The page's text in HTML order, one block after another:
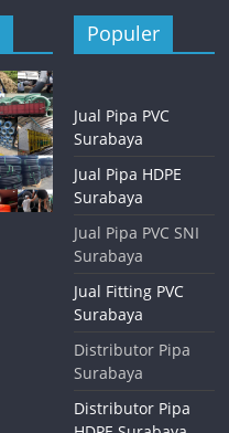
Populer
Jual Pipa PVC
Surabaya
Jual Pipa HDPE
Surabaya
Jual Pipa PVC SNI
Surabaya
Jual Fitting PVC
Surabaya
Distributor Pipa
Surabaya
Distributor Pipa